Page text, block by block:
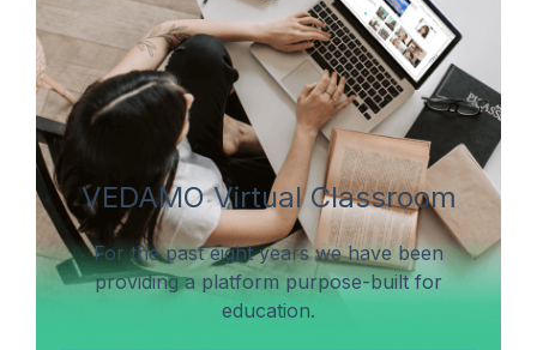
VEDAMO Virtual Classroom
For the past eight years we have been
providing a platform purpose-built for
education.